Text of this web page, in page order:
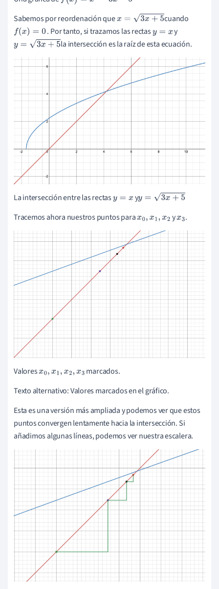
Sabemos por reordenación quex= 3x +5
cuando
f(x)=0 . Por tanto, si trazamos las rectasy=x
y
y=3x +5 la intersección es la raíz de esta ecuación.
La intersección entre las rectasy=x yy=3x +5
Tracemos ahora nuestros puntos parax0,x1,x2 yx3.
Valoresx0,x1,x2,x3
marcados.
Texto alternativo: Valores marcados en el gráfico.
Esta es una versión más ampliada y podemos ver que estos
puntos convergen lentamente hacia la intersección. Si
añadimos algunas líneas, podemos ver nuestra escalera.